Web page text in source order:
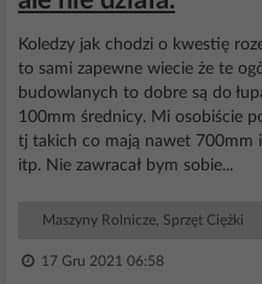
Koledzy jak chodzi o kwestię
to sami zapewne wiecie że te
budowlanych to dobre są do
100mm średnicy. Mi osobiście
tj takich co mają nawet 700mm
itp. Nie zawracał bym sobie...
Maszyny Rolnicze, Sprzęt Ciężki
17 Gru 2021 06:58